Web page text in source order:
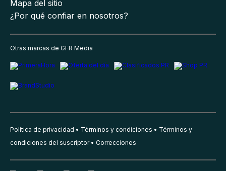
Mapa del sitio
¿Por qué confiar en nosotros?
Otras marcas de GFR Media
Política de privacidad Términos y condiciones
Términos y
condiciones del suscriptor
Correcciones